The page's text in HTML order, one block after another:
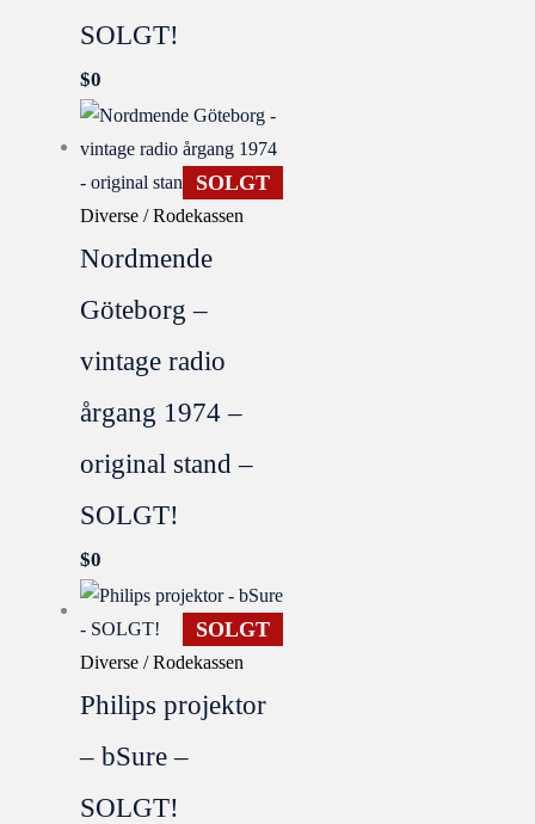
SOLGT!
$0
SOLGT
Diverse / Rodekassen
Nordmende
Göteborg –
vintage radio
årgang 1974 –
original stand –
SOLGT!
$0
SOLGT
Diverse / Rodekassen
Philips projektor
– bSure –
SOLGT!